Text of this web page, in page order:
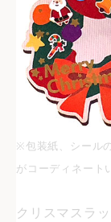
※包装紙、シール
がコーディネート
クリスマスラ